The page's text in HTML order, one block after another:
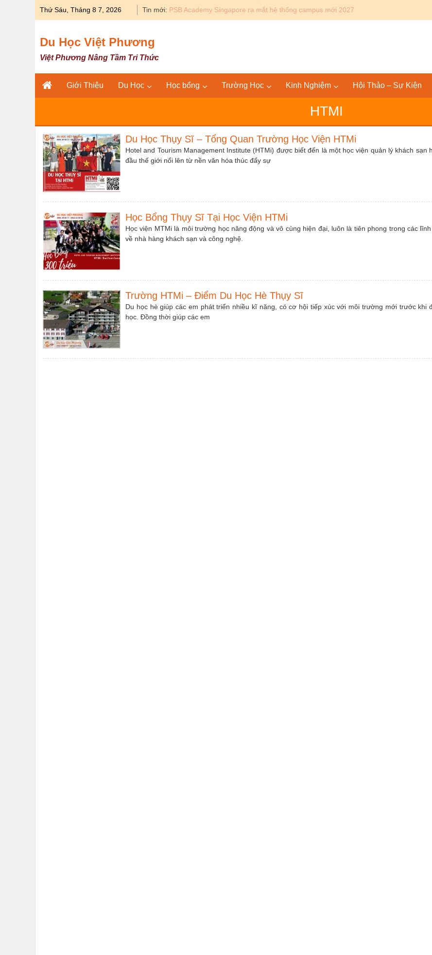
Thứ Sáu, Tháng 8 7, 2026 Tin mới: Du học Y khoa Canada: Lộ trình Bác sĩ 4+4 KPU – SGU tại Mỹ và quốc tế
Du Học Việt Phương
Việt Phương Nâng Tầm Tri Thức
Giới Thiệu Du Học Học bổng Trường Học Kinh Nghiệm Hội Thảo – Sự Kiện
HTMI
Du Học Thụy Sĩ – Tổng Quan Trường Học Viện HTMi
Hotel and Tourism Management Institute (HTMi) được biết đến là một học viện quản lý khách sạn
đầu thế giới nổi lên từ nền văn hóa thúc đẩy sự
Học Bổng Thụy Sĩ Tại Học Viện HTMi
Học viện MTMi là môi trường học năng động và vô cùng hiện đại, luôn là tiên phong trong các
về nhà hàng khách sạn và công nghệ.
Trường HTMi – Điểm Du Học Hè Thụy Sĩ
Du học hè giúp các em phát triển nhiều kĩ năng, có cơ hội tiếp xúc với môi trường mới trước khi
học. Đồng thời giúp các em